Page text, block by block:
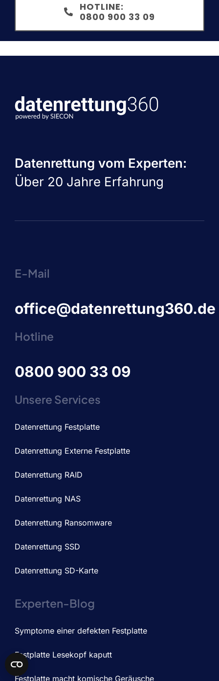
HOTLINE:
0800 900 33 09
Datenrettung vom Experten:
Über 20 Jahre Erfahrung
E-Mail
office@datenrettung360.de
Hotline
0800 900 33 09
Unsere Services
Datenrettung Festplatte
Datenrettung Externe Festplatte
Datenrettung RAID
Datenrettung NAS
Datenrettung Ransomware
Datenrettung SSD
Datenrettung SD-Karte
Experten-Blog
Symptome einer defekten Festplatte
Festplatte Lesekopf kaputt
Festplatte macht komische Geräusche